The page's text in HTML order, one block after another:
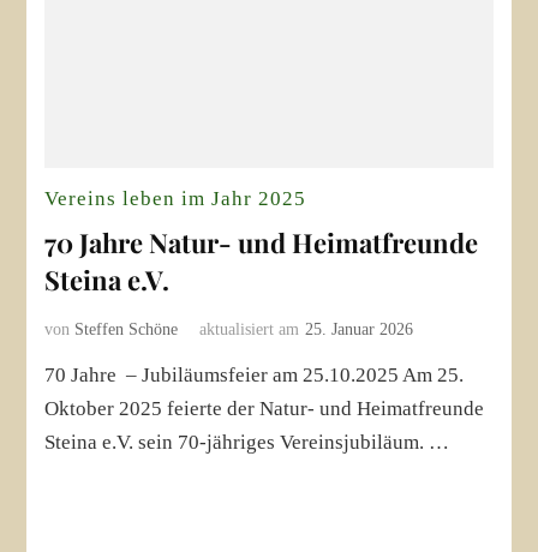
Vereins leben im Jahr 2025
70 Jahre Natur- und Heimatfreunde
Steina e.V.
von Steffen Schöne aktualisiert am 25. Januar 2026
70 Jahre – Jubiläumsfeier am 25.10.2025 Am 25.
Oktober 2025 feierte der Natur- und Heimatfreunde
Steina e.V. sein 70-jähriges Vereinsjubiläum. …